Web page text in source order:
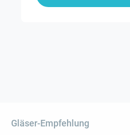
Gläser-Empfehlung